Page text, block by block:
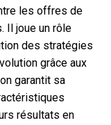
les offres de
Il joue un rôle
des stratégies
grâce aux
garantit sa
résultats en